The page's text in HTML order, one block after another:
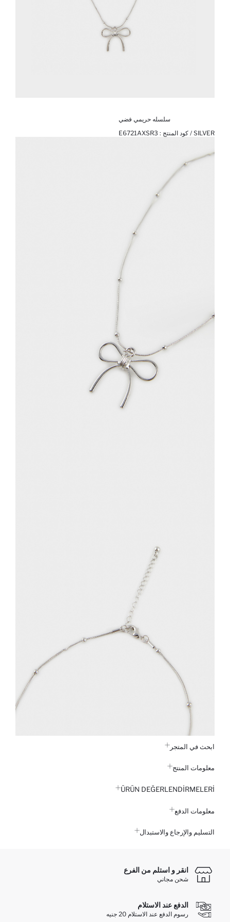
سلسله حريمي فضي
SILVER / كود المنتج :
E6721AXSR3
ابحث في المتجر
معلومات المنتج
ÜRÜN DEĞERLENDİRMELERİ
معلومات الدفع
التسليم والإرجاع والاستبدال
انقر و استلم من الفرع
شحن مجاني
الدفع عند الاستلام
رسوم الدفع عند الاستلام 20 جنيه